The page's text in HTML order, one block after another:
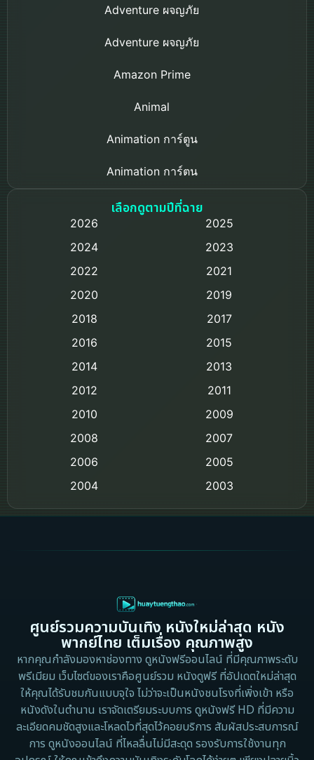
Adventure ผจญภัย
Adventure ผจญภัย
Amazon Prime
Animal
Animation การ์ตูน
Animation การ์ตูน
Based on a True Story เรื่องจริง
Detective สืบสวน
Disaster
Disney+
Documentary สารคดี
Documentary สารคดี
เลือกดูตามปีที่ฉาย
2026
2025
2024
2023
2022
2021
2020
2019
2018
2017
2016
2015
2014
2013
2012
2011
2010
2009
2008
2007
2006
2005
2004
2003
2002
2000
1983
1982
1971
1962
ศูนย์รวมความบันเทิง หนังใหม่ล่าสุด หนัง
พากย์ไทย เต็มเรื่อง คุณภาพสูง
หากคุณกำลังมองหาช่องทาง ดูหนังฟรีออนไลน์ ที่มีคุณภาพระดับ
พรีเมียม เว็บไซต์ของเราคือศูนย์รวม หนังดูฟรี ที่อัปเดตใหม่ล่าสุด
ให้คุณได้รับชมกันแบบจุใจ ไม่ว่าจะเป็นหนังชนโรงที่เพิ่งเข้า หรือ
หนังดังในตำนาน เราจัดเตรียมระบบการ ดูหนังฟรี HD ที่มีความ
ละเอียดคมชัดสูงและโหลดไวที่สุดไว้คอยบริการ สัมผัสประสบการณ์
การ ดูหนังออนไลน์ ที่ไหลลื่นไม่มีสะดุด รองรับการใช้งานทุก